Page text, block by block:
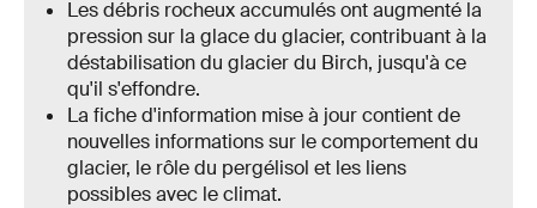
Les débris rocheux accumulés ont augmenté la
pression sur la glace du glacier, contribuant à la
déstabilisation du glacier du Birch, jusqu'à ce
qu'il s'effondre.
La fiche d'information mise à jour contient de
nouvelles informations sur le comportement du
glacier, le rôle du pergélisol et les liens
possibles avec le climat.